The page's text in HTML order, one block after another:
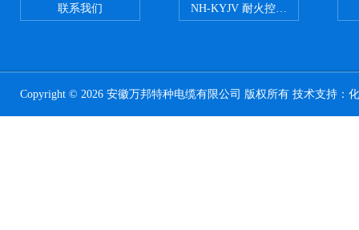
联系我们 NH-KYJV 耐火控制电缆
Copyright © 2026 安徽万邦特种电缆有限公司 版权所有 技术支持：